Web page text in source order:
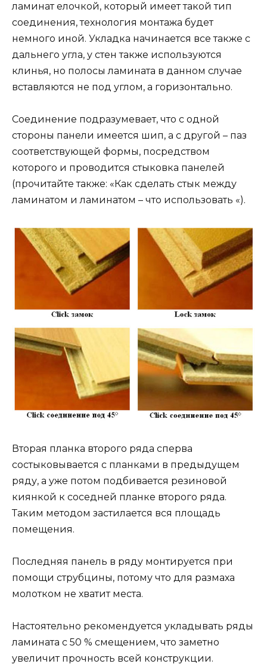
ламинат елочкой, который имеет такой тип
соединения, технология монтажа будет
немного иной. Укладка начинается все также с
дальнего угла, у стен также используются
клинья, но полосы ламината в данном случае
вставляются не под углом, а горизонтально.
Соединение подразумевает, что с одной
стороны панели имеется шип, а с другой – паз
соответствующей формы, посредством
которого и проводится стыковка панелей
(прочитайте также: «Как сделать стык между
ламинатом и ламинатом – что использовать «).
Вторая планка второго ряда сперва
состыковывается с планками в предыдущем
ряду, а уже потом подбивается резиновой
киянкой к соседней планке второго ряда.
Таким методом застилается вся площадь
помещения.
Последняя панель в ряду монтируется при
помощи струбцины, потому что для размаха
молотком не хватит места.
Настоятельно рекомендуется укладывать ряды
ламината с 50 % смещением, что заметно
увеличит прочность всей конструкции.